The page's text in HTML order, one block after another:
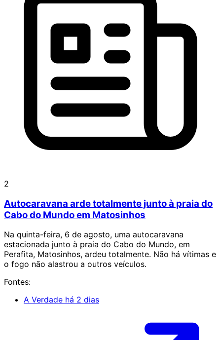
2
Autocaravana arde totalmente junto à praia do
Cabo do Mundo em Matosinhos
Na quinta-feira, 6 de agosto, uma autocaravana
estacionada junto à praia do Cabo do Mundo, em
Perafita, Matosinhos, ardeu totalmente. Não há vítimas e
o fogo não alastrou a outros veículos.
Fontes:
A Verdade há 2 dias